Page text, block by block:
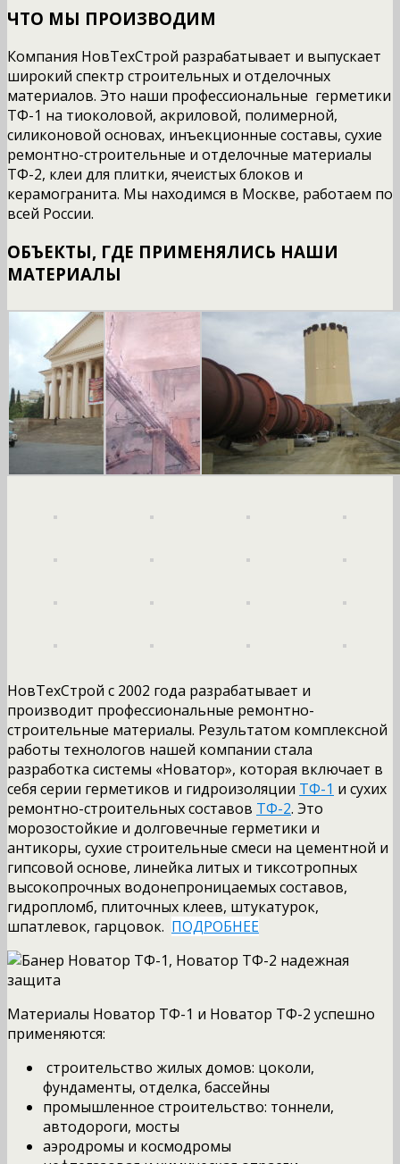
ЧТО МЫ ПРОИЗВОДИМ
Компания НовТехСтрой разрабатывает и выпускает
широкий спектр строительных и отделочных
материалов. Это наши профессиональные герметики
ТФ-1 на тиоколовой, акриловой, полимерной,
силиконовой основах, инъекционные составы, сухие
ремонтно-строительные и отделочные материалы
ТФ-2, клеи для плитки, ячеистых блоков и
керамогранита. Мы находимся в Москве, работаем по
всей России.
ОБЪЕКТЫ, ГДЕ ПРИМЕНЯЛИСЬ НАШИ
МАТЕРИАЛЫ
НовТехСтрой с 2002 года разрабатывает и
производит профессиональные ремонтно-
строительные материалы. Результатом комплексной
работы технологов нашей компании стала
разработка системы «Новатор», которая включает в
себя серии герметиков и гидроизоляции ТФ-1 и сухих
ремонтно-строительных составов ТФ-2. Это
морозостойкие и долговечные герметики и
антикоры, сухие строительные смеси на цементной и
гипсовой основе, линейка литых и тиксотропных
высокопрочных водонепроницаемых составов,
гидропломб, плиточных клеев, штукатурок,
шпатлевок, гарцовок. ПОДРОБНЕЕ
Материалы Новатор ТФ-1 и Новатор ТФ-2 успешно
применяются:
строительство жилых домов: цоколи,
фундаменты, отделка, бассейны
промышленное строительство: тоннели,
автодороги, мосты
аэродромы и космодромы